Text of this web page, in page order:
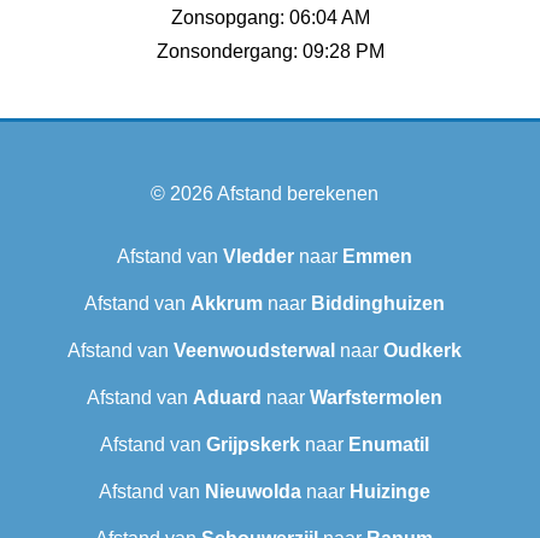
Zonsopgang: 06:04 AM
Zonsondergang: 09:28 PM
© 2026Afstand berekenen
Afstand van Vleddernaar Emmen
Afstand van Akkrumnaar Biddinghuizen
Afstand van Veenwoudsterwal naar Oudkerk
Afstand van Aduard naar Warfstermolen
Afstand van Grijpskerknaar Enumatil
Afstand van Nieuwoldanaar Huizinge